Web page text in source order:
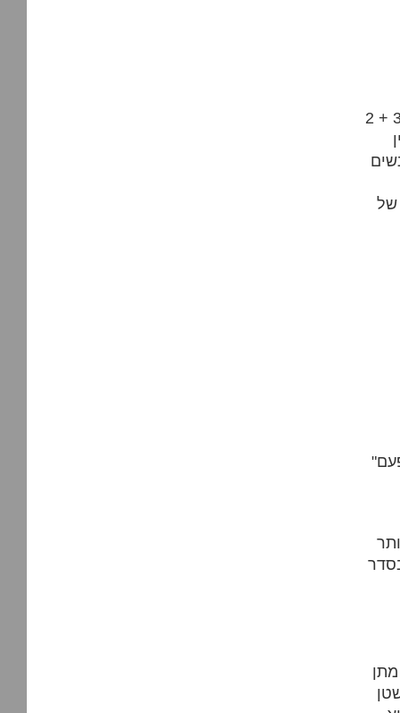
לקשור את הישיבה לפוגרומים
של